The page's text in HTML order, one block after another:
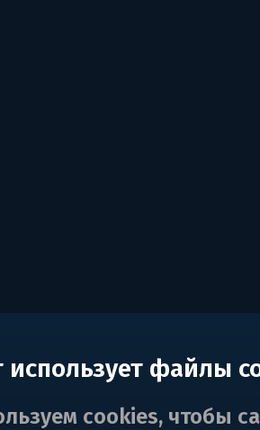
использует файлы
cookies, чтобы